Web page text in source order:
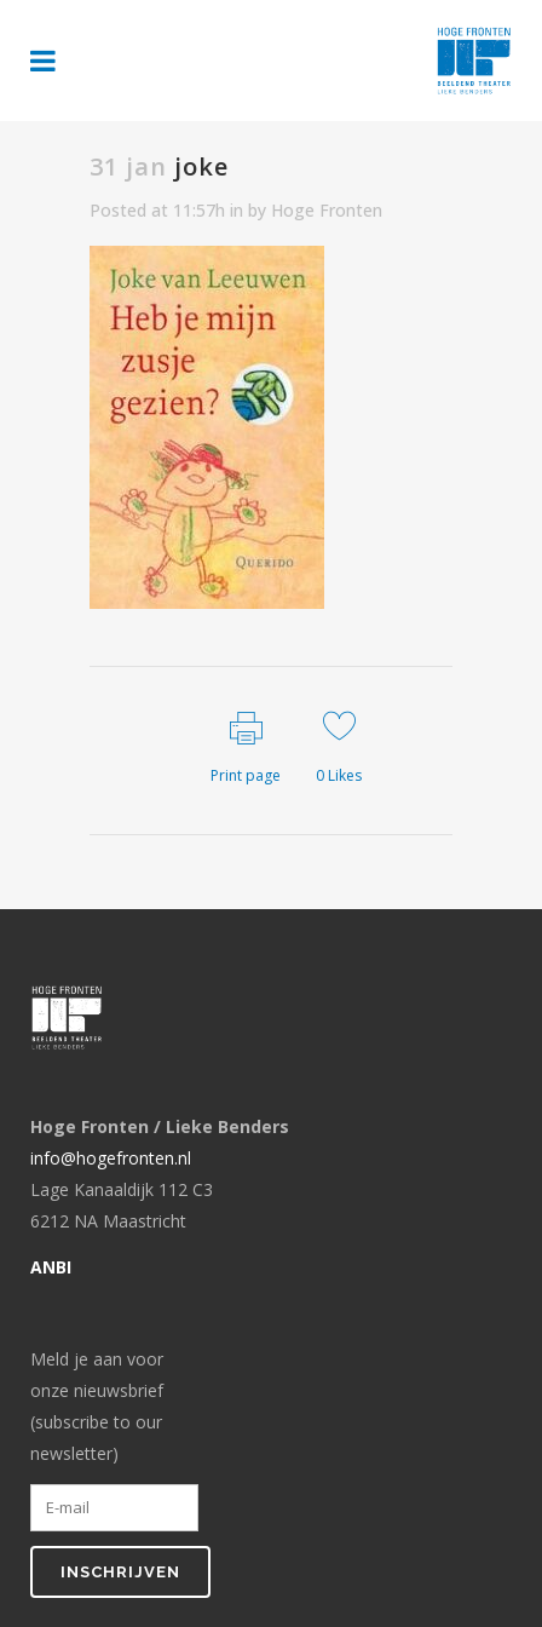
31 jan joke
Posted at 11:57h in by Hoge Fronten
Print page 0Likes
Hoge Fronten / Lieke Benders
info@hogefronten.nl
Lage Kanaaldijk 112 C3
6212 NA Maastricht
ANBI
Meld je aan voor
onze nieuwsbrief
(subscribe to our
newsletter)